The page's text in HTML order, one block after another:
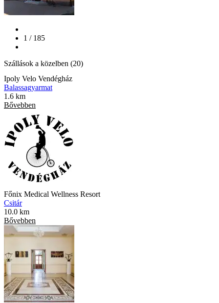
1 / 185
Szállások a közelben (20)
Ipoly Velo Vendégház
Balassagyarmat
1.6 km
Bővebben
Főnix Medical Wellness Resort
Csitár
10.0 km
Bővebben